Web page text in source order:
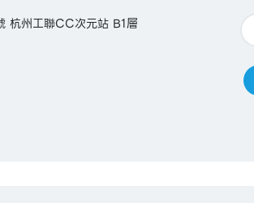
杭州工聯CC次元站 B1層